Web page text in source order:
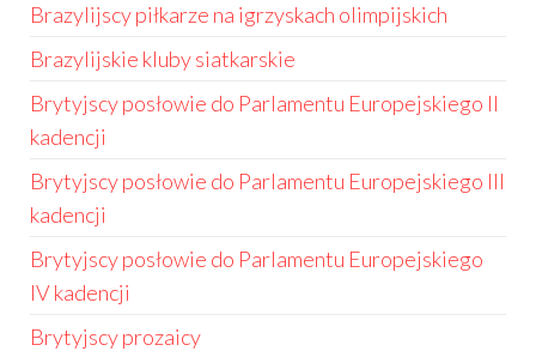
Brazylijscy piłkarze na igrzyskach olimpijskich
Brazylijskie kluby siatkarskie
Brytyjscy posłowie do Parlamentu Europejskiego II
kadencji
Brytyjscy posłowie do Parlamentu Europejskiego III
kadencji
Brytyjscy posłowie do Parlamentu Europejskiego
IV kadencji
Brytyjscy prozaicy